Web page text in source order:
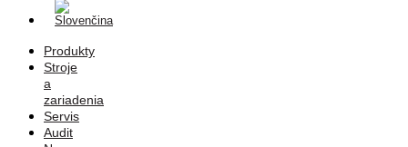
Produkty
Stroje
a
zariadenia
Servis
Audit